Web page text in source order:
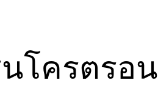
โครตรอ